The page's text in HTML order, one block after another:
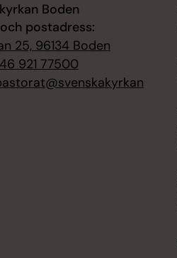
Boden
postadress:
25, 96134 Boden
921 77500